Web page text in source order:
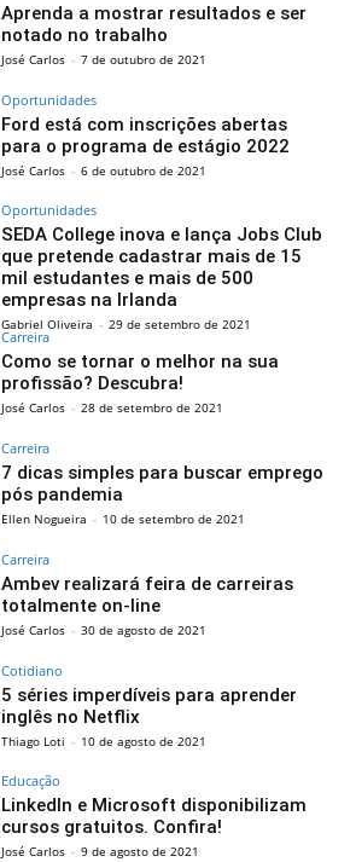
Aprenda a mostrar resultados e ser
notado no trabalho
José Carlos - 7 de outubro de 2021
Oportunidades
Ford está com inscrições abertas
para o programa de estágio 2022
José Carlos - 6 de outubro de 2021
Oportunidades
SEDA College inova e lança Jobs Club
que pretende cadastrar mais de 15
mil estudantes e mais de 500
empresas na Irlanda
Gabriel Oliveira - 29 de setembro de 2021
Carreira
Como se tornar o melhor na sua
profissão? Descubra!
José Carlos - 28 de setembro de 2021
Carreira
7 dicas simples para buscar emprego
pós pandemia
Ellen Nogueira - 10 de setembro de 2021
Carreira
Ambev realizará feira de carreiras
totalmente on-line
José Carlos - 30 de agosto de 2021
Cotidiano
5 séries imperdíveis para aprender
inglês no Netflix
Thiago Loti - 10 de agosto de 2021
Educação
LinkedIn e Microsoft disponibilizam
cursos gratuitos. Confira!
José Carlos - 9 de agosto de 2021